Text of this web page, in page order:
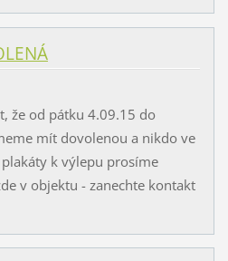
že od pátku 4.09.15 do
mít dovolenou a nikdo ve
k výlepu prosíme
v objektu - zanechte kontakt